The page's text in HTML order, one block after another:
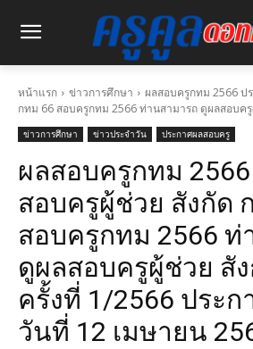
หน้าแรก ข่าวการศึกษา
ผลสอบครูกทม 2566 ป
กทม 66 สอบครูกทม 2566 ท่านสามารถ ดูผลสอบค
ข่าวการศึกษา ข่าวประจำวัน ประกาศผลสอบครู
ผลสอบครูกทม
สอบครูผู้ช่วย สังกัด
สอบครูกทม 2566 ท่
ดูผลสอบครูผู้ช่วย สั
ครั้งที่ 1/2566 ประ
วันที่ 12 เมษายน